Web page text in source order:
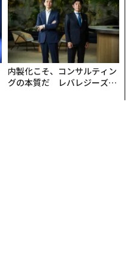
内製化こそ、コンサルティン
グの本質だ レバレジーズが